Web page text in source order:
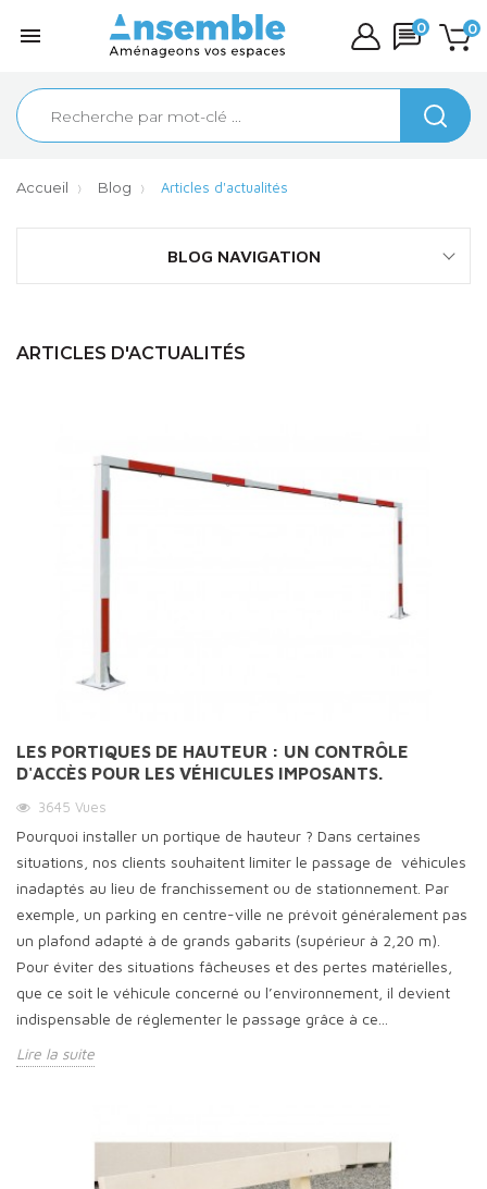
 0
0
Accueil Blog Articles d'actualités
BLOG NAVIGATION
ARTICLES D'ACTUALITÉS
LES PORTIQUES DE HAUTEUR : UN CONTRÔLE
D'ACCÈS POUR LES VÉHICULES IMPOSANTS.
3645 Vues
Pourquoi installer un portique de hauteur ? Dans certaines
situations, nos clients souhaitent limiter le passage de véhicules
inadaptés au lieu de franchissement ou de stationnement. Par
exemple, un parking en centre-ville ne prévoit généralement pas
un plafond adapté à de grands gabarits (supérieur à 2,20 m).
Pour éviter des situations fâcheuses et des pertes matérielles,
que ce soit le véhicule concerné ou l’environnement, il devient
indispensable de réglementer le passage grâce à ce...
Lire la suite